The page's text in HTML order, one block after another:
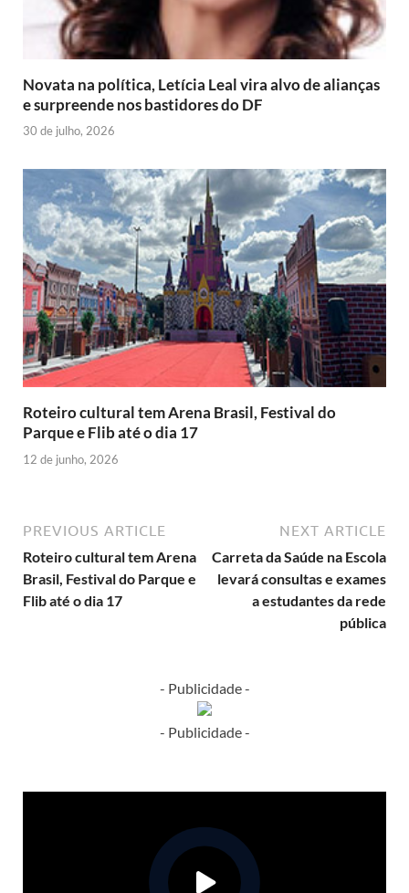
Novata na política, Letícia Leal vira alvo de alianças
e surpreende nos bastidores do DF
30 de julho, 2026
Roteiro cultural tem Arena Brasil, Festival do
Parque e Flib até o dia 17
12 de junho, 2026
PREVIOUS ARTICLE
Roteiro cultural tem Arena
Brasil, Festival do Parque e
Flib até o dia 17
NEXT ARTICLE
Carreta da Saúde na Escola
levará consultas e exames
a estudantes da rede
pública
- Publicidade -
- Publicidade -